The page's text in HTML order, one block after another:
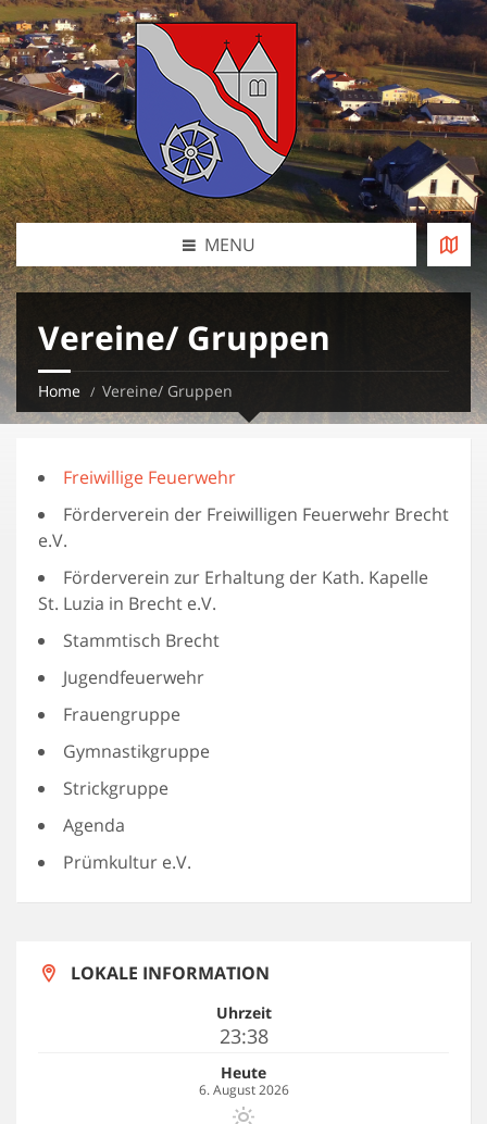
MENU
Vereine/ Gruppen
Home Vereine/ Gruppen
Freiwillige Feuerwehr
Förderverein der Freiwilligen Feuerwehr Brecht
e.V.
Förderverein zur Erhaltung der Kath. Kapelle
St. Luzia in Brecht e.V.
Stammtisch Brecht
Jugendfeuerwehr
Frauengruppe
Gymnastikgruppe
Strickgruppe
Agenda
Prümkultur e.V.
LOKALE INFORMATION
Uhrzeit
23:38
Heute
6. August 2026